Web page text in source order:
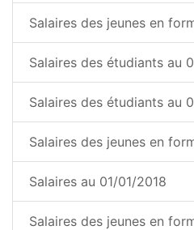
Salaires des jeunes en
Salaires des étudiants au
Salaires des étudiants au
Salaires des jeunes en
Salaires au 01/01/2018
Salaires des jeunes en